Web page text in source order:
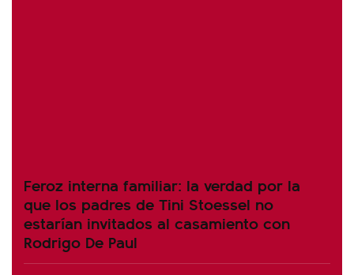
Feroz interna familiar: la verdad por la
que los padres de Tini Stoessel no
estarían invitados al casamiento con
Rodrigo De Paul